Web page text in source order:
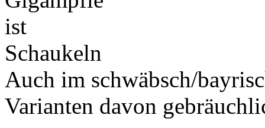
Auch im schwäbsch/
Varianten davon